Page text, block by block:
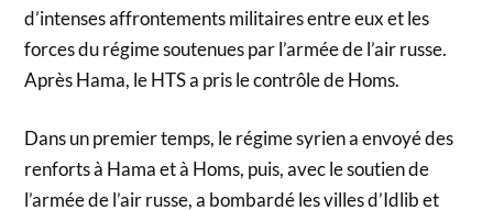
d’intenses affrontements militaires entre eux et les
forces du régime soutenues par l’armée de l’air russe.
Après Hama, le HTS a pris le contrôle de Homs.
Dans un premier temps, le régime syrien a envoyé des
renforts à Hama et à Homs, puis, avec le soutien de
l’armée de l’air russe, a bombardé les villes d’Idlib et